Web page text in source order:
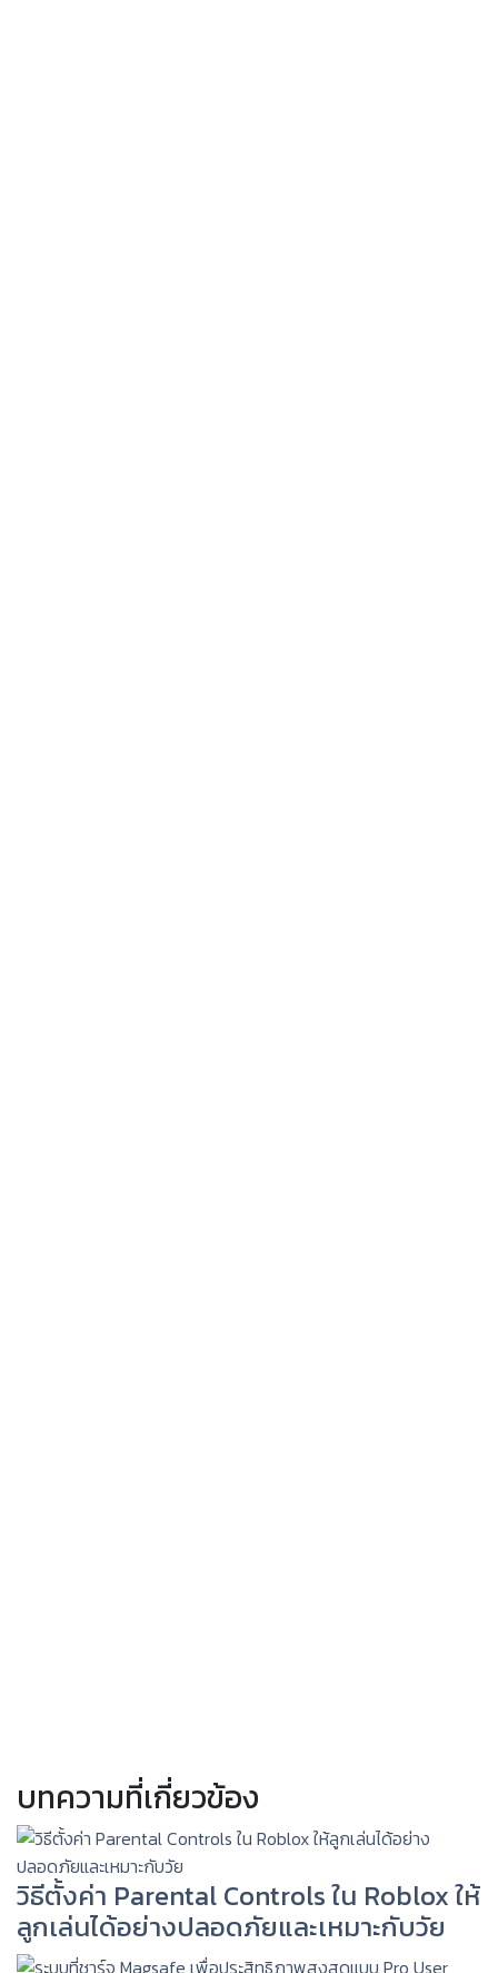
บทความที่เกี่ยวข้อง
วิธีตั้งค่า Parental Controls ใน Roblox ให้
ลูกเล่นได้อย่างปลอดภัยและเหมาะกับวัย